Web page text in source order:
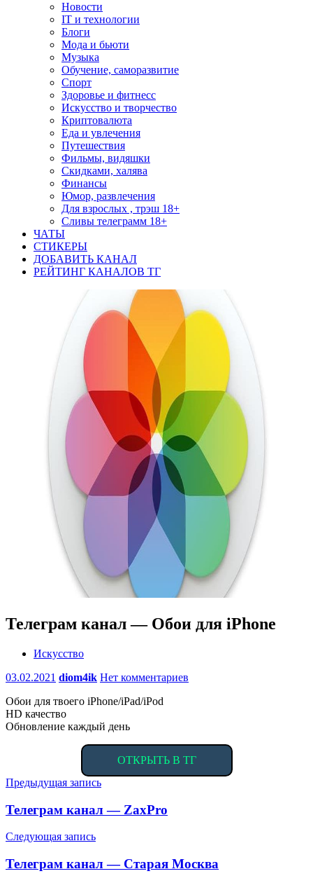
Новости
IT и технологии
Блоги
Мода и бьюти
Музыка
Обучение, саморазвитие
Спорт
Здоровье и фитнесс
Искусство и творчество
Криптовалюта
Еда и увлечения
Путешествия
Фильмы, видяшки
Скидками, халява
Финансы
Юмор, развлечения
Для взрослых , трэш 18+
Сливы телеграмм 18+
ЧАТЫ
СТИКЕРЫ
ДОБАВИТЬ КАНАЛ
РЕЙТИНГ КАНАЛОВ ТГ
Телеграм канал — Обои для iPhone
Искусство
03.02.2021 diom4ik Нет комментариев
Обои для твоего iPhone/iPad/iPod
HD качество
Обновление каждый день
ОТКРЫТЬ В ТГ
Навигация
по
записям
Предыдущая запись
Телеграм канал — ZaxPro
Следующая запись
Телеграм канал — Старая Москва